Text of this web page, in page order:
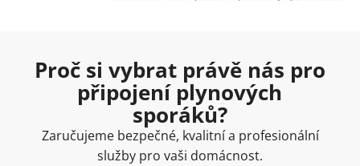
Proč si vybrat právě nás pro
připojení plynových
sporáků?
Zaručujeme bezpečné, kvalitní a profesionální
služby pro vaši domácnost.